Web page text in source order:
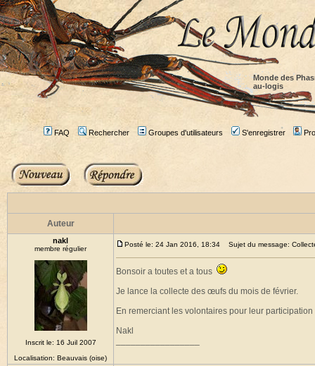
Monde des
au-logis
FAQ Rechercher Groupes d'utilisateurs S'enregistrer
Auteur
nakl
membre régulier
Inscrit le: 16 Juil 2007
Localisation: Beauvais (oise)
Posté le: 24 Jan 2016, 18:34 Sujet du message:
Bonsoir a toutes et a tous
Je lance la collecte des œufs du mois de février.
En remerciant les volontaires pour leur participation
Nakl